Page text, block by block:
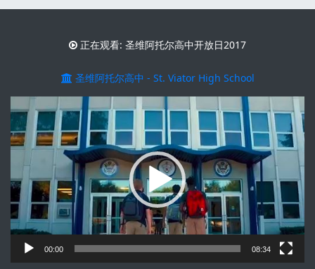
正在观看: 圣维阿托尔高中开放日2017
圣维阿托尔高中 - St. Viator High School
频
播
放
00:00 08:34